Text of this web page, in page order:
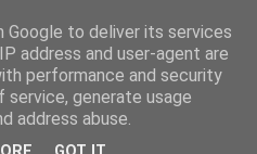
Dauphin,
Hautes-
Google to deliver its services
address and user-agent are
performance and security
generate usage
address abuse.